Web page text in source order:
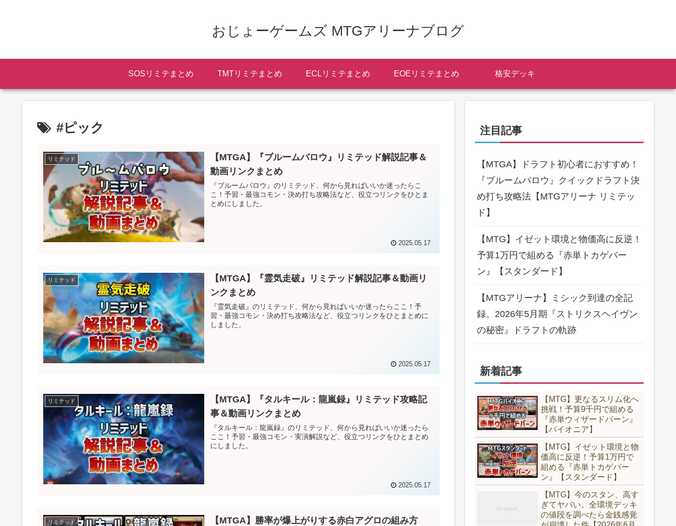
おじょーゲームズ MTGアリーナブログ
SOSリミテまとめ TMTリミテまとめ ECLリミテまとめ EOEリミテまとめ 格安デッキ
#ピック
リミテッド
【MTGA】『ブルームバロウ』リミテッド解説記事＆
動画リンクまとめ
『ブルームバロウ』のリミテッド、何から見ればいいか迷ったらこ
こ！予習・最強コモン・決め打ち攻略法など、役立つリンクをひとま
とめにしました。
2025.05.17
リミテッド
【MTGA】『霊気走破』リミテッド解説記事＆動画リ
ンクまとめ
『霊気走破』のリミテッド、何から見ればいいか迷ったらここ！予
習・最強コモン・決め打ち攻略法など、役立つリンクをひとまとめに
しました。
2025.05.17
リミテッド
【MTGA】『タルキール：龍嵐録』リミテッド攻略記
事＆動画リンクまとめ
『タルキール：龍嵐録』のリミテッド、何から見ればいいか迷ったら
ここ！予習・最強コモン・実演解説など、役立つリンクをひとまとめ
にしました。
2025.05.17
リミテッド
【MTGA】勝率が爆上がりする赤白アグロの組み方
注目記事
【MTGA】ドラフト初心者におすすめ！
『ブルームバロウ』クイックドラフト決
め打ち攻略法【MTGアリーナ リミテッ
ド】
【MTG】イゼット環境と物価高に反逆！
予算1万円で組める『赤単トカゲバー
ン』【スタンダード】
【MTGアリーナ】ミシック到達の全記
録。2026年5月期『ストリクスヘイヴン
の秘密』ドラフトの軌跡
新着記事
【MTG】更なるスリム化へ
挑戦！予算9千円で組める
『赤単ウィザードバーン』
【パイオニア】
【MTG】イゼット環境と物
価高に反逆！予算1万円で
組める『赤単トカゲバー
ン』【スタンダード】
【MTG】今のスタン、高す
ぎてヤバい。全環境デッキ
の値段を調べたら金銭感覚